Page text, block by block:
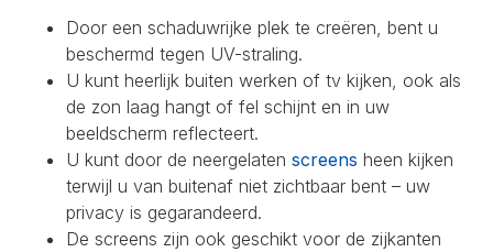
Door een schaduwrijke plek te creëren, bent u
beschermd tegen UV-straling.
U kunt heerlijk buiten werken of tv kijken, ook als
de zon laag hangt of fel schijnt en in uw
beeldscherm reflecteert.
U kunt door de neergelaten screens heen kijken
terwijl u van buitenaf niet zichtbaar bent – uw
privacy is gegarandeerd.
De screens zijn ook geschikt voor de zijkanten